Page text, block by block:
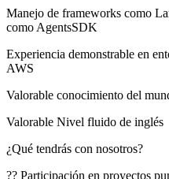
Manejo de frameworks como
como AgentsSDK
Experiencia demonstrable en
AWS
Valorable conocimiento del
Valorable Nivel fluido de inglés
¿Qué tendrás con nosotros?
?? Participación en proyectos